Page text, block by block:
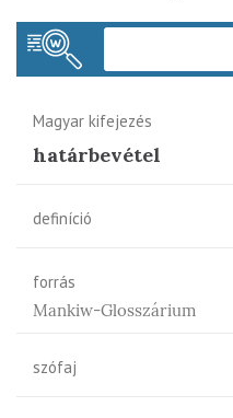
Magyar kifejezés
határbevétel
definíció
forrás
Mankiw-Glosszárium
szófaj